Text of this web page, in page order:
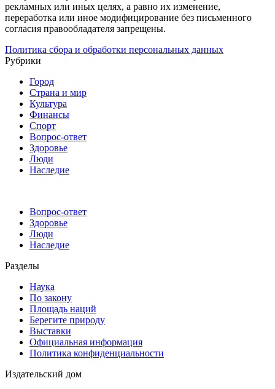
рекламных или иных целях, а равно их изменение,
переработка или иное модифицирование без письменного
согласия правообладателя запрещены.
Политика сбора и обработки персональных данных
Рубрики
Город
Страна и мир
Культура
Финансы
Спорт
Вопрос-ответ
Здоровье
Люди
Наследие
Вопрос-ответ
Здоровье
Люди
Наследие
Разделы
Наука
По закону
Площадь наций
Берегите природу
Выставки
Официальная информация
Политика конфиденциальности
Издательский дом